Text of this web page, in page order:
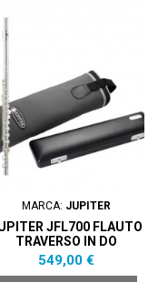
MARCA: JUPITER
JFL700 FLAUTO
TRAVERSO IN DO
Prezzo
549,00 €